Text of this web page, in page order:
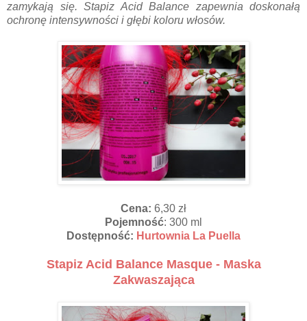
zamykają się. Stapiz Acid Balance zapewnia doskonałą
ochronę intensywności i głębi koloru włosów.
Cena: 6,30 zł
Pojemność: 300 ml
Dostępność: Hurtownia La Puella
Stapiz Acid Balance Masque - Maska
Zakwaszająca